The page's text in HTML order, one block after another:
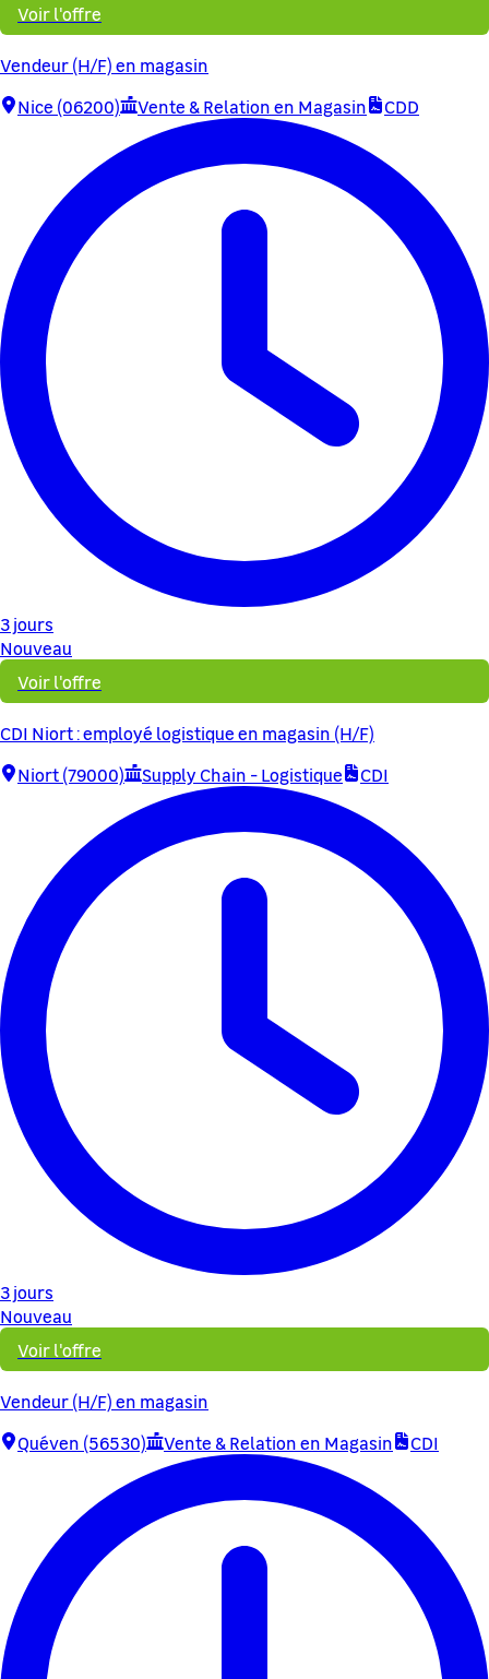
Voir l'offre
Vendeur (H/F) en magasin
Nice (06200)
Vente & Relation en Magasin CDD
3 jours
Nouveau
Voir l'offre
CDI Niort : employé logistique en magasin (H/F)
Niort (79000)
Supply Chain - Logistique CDI
3 jours
Nouveau
Voir l'offre
Vendeur (H/F) en magasin
Quéven (56530)
Vente & Relation en Magasin CDI